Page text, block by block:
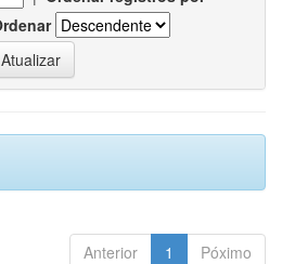
Anterior 1 Póximo